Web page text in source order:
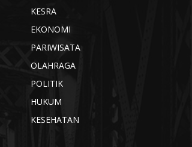
KESRA
EKONOMI
PARIWISATA
OLAHRAGA
POLITIK
HUKUM
KESEHATAN